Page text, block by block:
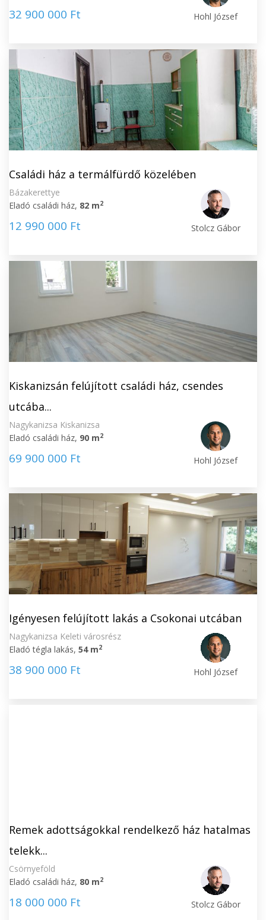
32 900 000 Ft Hohl József
Családi ház a termálfürdő közelében
Bázakerettye
Eladó családi ház, 82 m2
12 990 000 Ft Stolcz Gábor
Kiskanizsán felújított családi ház, csendes
utcába...
Nagykanizsa Kiskanizsa
Eladó családi ház, 90 m2
69 900 000 Ft Hohl József
Igényesen felújított lakás a Csokonai utcában
Nagykanizsa Keleti városrész
Eladó tégla lakás, 54 m2
38 900 000 Ft Hohl József
Remek adottságokkal rendelkező ház hatalmas
telekk...
Csörnyeföld
Eladó családi ház, 80 m2
18 000 000 Ft Stolcz Gábor